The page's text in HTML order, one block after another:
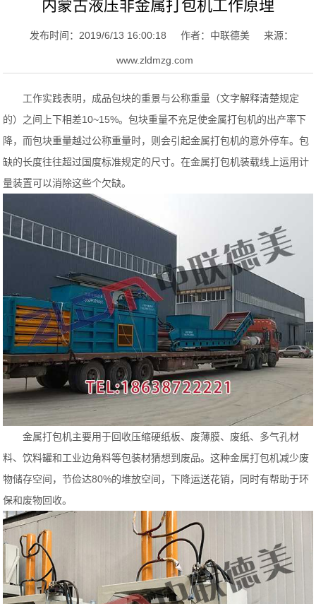
内蒙古液压非金属打包机工作原理
发布时间：2019/6/13 16:00:18 作者：中联德美 来源：
www.zldmzg.com
工作实践表明，成品包块的重景与公称重量（文字解释清楚规定
的）之间上下相差10~15%。包块重量不充足使金属打包机的出产率下
降，而包块重量越过公称重量时，则会引起金属打包机的意外停车。包
缺的长度往往超过国度标准规定的尺寸。在金属打包机装载线上运用计
量装置可以消除这些个欠缺。
金属打包机主要用于回收压缩硬纸板、废薄膜、废纸、多气孔材
料、饮料罐和工业边角料等包装材猜想到废品。这种金属打包机减少废
物储存空间，节俭达80%的堆放空间，下降运送花销，同时有帮助于环
保和废物回收。